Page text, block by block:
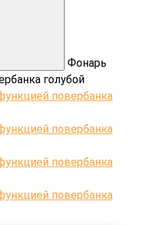
Фонарь
голубой